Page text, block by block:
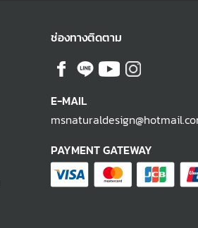
ช่องทางติดตาม
E-MAIL
PAYMENT GATEWAY